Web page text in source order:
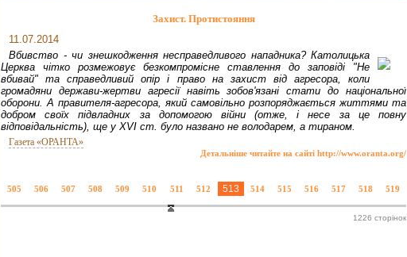
Захист. Протистояння
11.07.2014
Вбивство - чи знешкодження несправедливого нападника? Католицька
Церква чітко розмежо­вує безкомпромісне ставлення до заповіді "Не
вбивай" та справедливий опір і право на захист від аг­ресора, коли
громадяни держави-жертви агресії навіть зобов'язані стати до національної
оборони. А правителя-агресора, який самовільно розпоряджається життями та
добром своїх підвладних за допомогою війни (отже, і несе за це повну
відповідальність), ще у XVI ст. було названо не володарем, а тираном.
Газета «ОРАНТА»
Детальніше читайте на сайті http://www.oranta.org/
505 506 507 508 509 510 511 512 513 514 515 516 517 518 519
1226 сторінок